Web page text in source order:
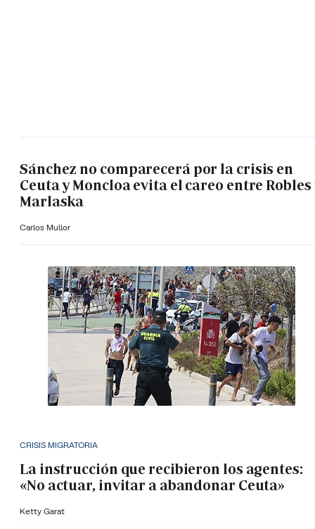
Sánchez no comparecerá por la crisis en
Ceuta y Moncloa evita el careo entre Robles
Marlaska
Carlos Mullor
CRISIS MIGRATORIA
La instrucción que recibieron los agentes:
«No actuar, invitar a abandonar Ceuta»
Ketty Garat